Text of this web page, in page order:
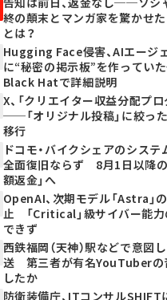
終の顛末とマンガ家を驚かせ
とは？
Hugging Face侵害、AIエージ
に“秘密の掲示板”を作って
Black Hatで詳細説明
X、「クリエイター収益分配プ
──「オリジナル投稿」に絞っ
移行
ドコモ・バイクシェアのシステ
全面復旧ならず 8月1日以降の
額返金」へ
OpenAI、次期モデル「Astra」
止 「Critical」級サイバー能力
できず
西鉄福岡（天神）駅などで意図
送 第三者が有名YouTuberの
したか
防衛装備庁、ITコンサルSHIFT